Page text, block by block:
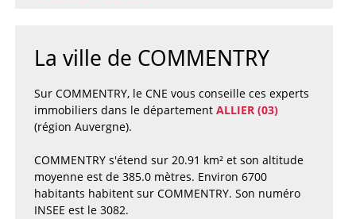
La ville de COMMENTRY
Sur COMMENTRY, le CNE vous conseille ces experts
immobiliers dans le département ALLIER (03)
(région Auvergne).
COMMENTRY s'étend sur 20.91 km² et son altitude
moyenne est de 385.0 mètres. Environ 6700
habitants habitent sur COMMENTRY. Son numéro
INSEE est le 3082.